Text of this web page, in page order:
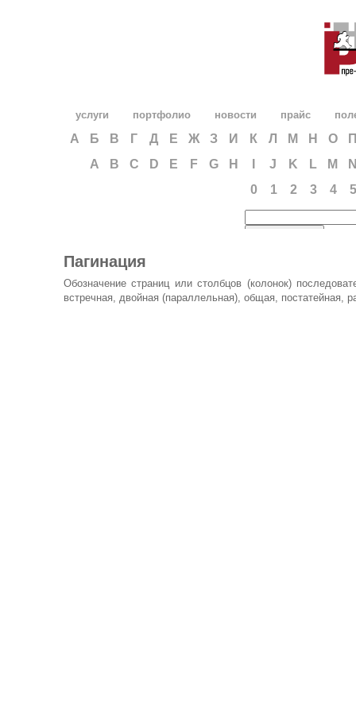
услуги портфолио новости прайс
А Б В Г Д Е Ж З И К Л М Н О
A
B C D E F G H J K L M
0
1 2 3 4 5
Пагинация
Обозначение страниц или столбцов (колонок)
встречная, двойная (параллельная), общая, постатейная,